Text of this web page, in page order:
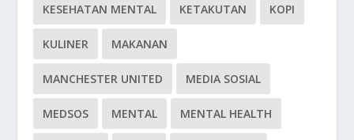
KESEHATAN MENTAL KETAKUTAN KOPI
KULINER MAKANAN
MANCHESTER UNITED MEDIA SOSIAL
MEDSOS MENTAL MENTAL HEALTH